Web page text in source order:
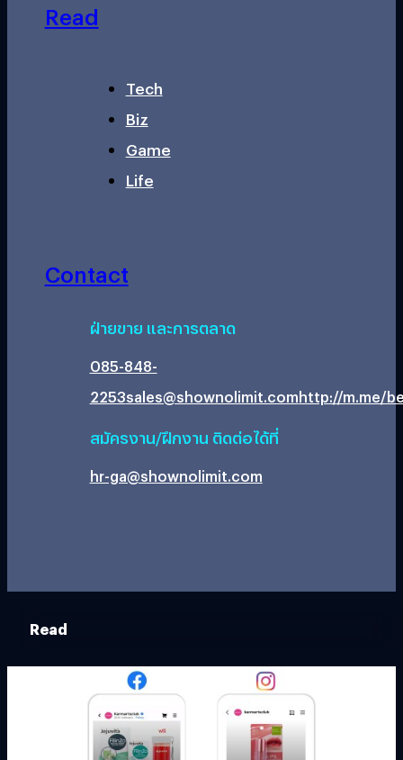
Read
Tech
Biz
Game
Life
Contact
ฝ่ายขาย และการตลาด
085-848-
2253sales@shownolimit.comhttp://m.me/
สมัครงาน/ฝึกงาน ติดต่อได้ที่
hr-ga@shownolimit.com
Read